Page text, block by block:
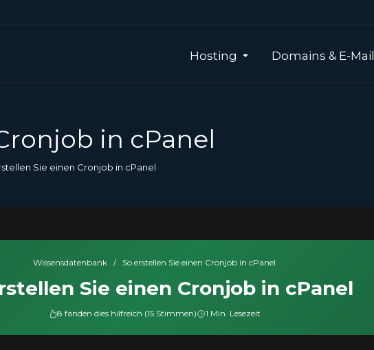
Hosting Domains & E-Mail
in cPanel
Sie einen Cronjob in cPanel
Wissensdatenbank / So erstellen Sie einen Cronjob in cPanel
Sie einen Cronjob in cPanel
8 fanden dies hilfreich (15 Stimmen) 1 Min. Lesezeit